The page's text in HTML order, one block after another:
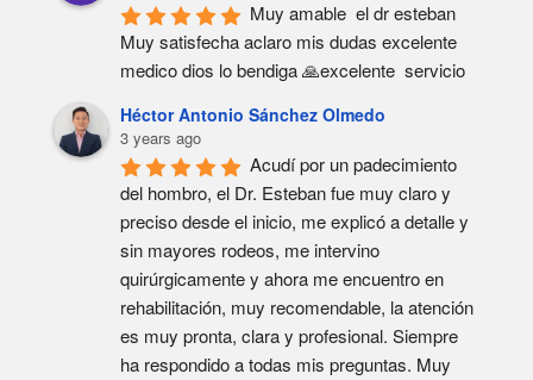
Muy amable  el dr esteban
Muy satisfecha aclaro mis dudas excelente
medico dios lo bendiga 🙏excelente  servicio
Héctor Antonio Sánchez Olmedo
3 years ago
Acudí por un padecimiento
del hombro, el Dr. Esteban fue muy claro y
preciso desde el inicio, me explicó a detalle y
sin mayores rodeos, me intervino
quirúrgicamente y ahora me encuentro en
rehabilitación, muy recomendable, la atención
es muy pronta, clara y profesional. Siempre
ha respondido a todas mis preguntas. Muy